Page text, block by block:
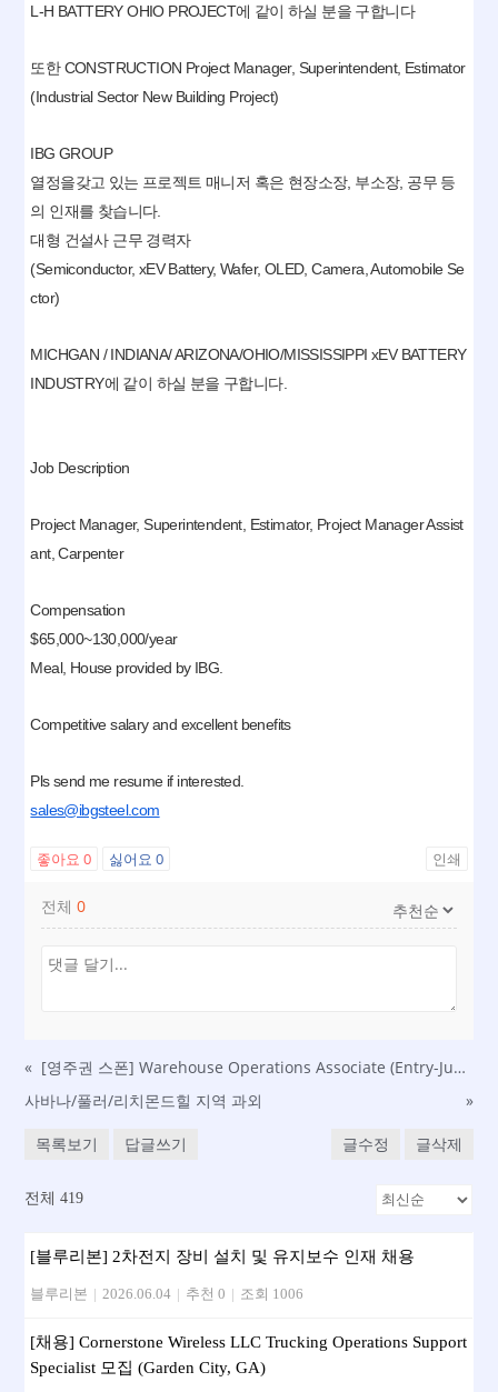
L-H BATTERY OHIO PROJECT에 같이 하실 분을 구합니다
또한 CONSTRUCTION Project Manager, Superintendent, Estimator
(Industrial Sector New Building Project)
IBG GROUP
열정을갖고 있는 프로젝트 매니저 혹은 현장소장, 부소장, 공무 등
의 인재를 찾습니다.
대형 건설사 근무 경력자
(Semiconductor, xEV Battery, Wafer, OLED, Camera, Automobile Se
ctor)
MICHGAN / INDIANA/ ARIZONA/OHIO/MISSISSIPPI xEV BATTERY
INDUSTRY에 같이 하실 분을 구합니다.
Job Description
Project Manager, Superintendent, Estimator, Project Manager Assist
ant, Carpenter
Compensation
$65,000~130,000/year
Meal, House provided by IBG.
Competitive salary and excellent benefits
Pls send me resume if interested.
sales@ibgsteel.com
좋아요0 싫어요0 인쇄
전체0
«
[영주권 스폰] Warehouse Operations Associate (Entry-Junior) in Dalton, GA
사바나/풀러/리치몬드힐 지역 과외
»
목록보기 답글쓰기 글수정 글삭제
전체 419
[블루리본] 2차전지 장비 설치 및 유지보수 인재 채용
블루리본 | 2026.06.04 | 추천 0 | 조회 1006
[채용] Cornerstone Wireless LLC Trucking Operations Support
Specialist 모집 (Garden City, GA)